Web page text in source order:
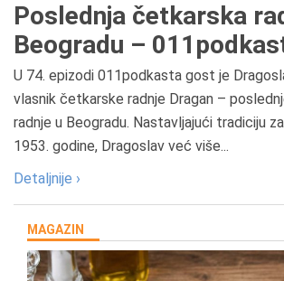
Poslednja četkarska
Beogradu –
U 74. epizodi 011podkasta gost je
vlasnik četkarske radnje Dragan –
radnje u Beogradu. Nastavljajući tradiciju
1953. godine, Dragoslav već više...
Detaljnije ›
MAGAZIN